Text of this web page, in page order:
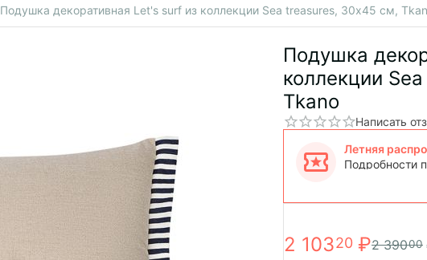
Подушка декоративная Let's surf из коллекции Sea treasures, 30х45 см,
Подушка
коллекции
Tkano
Написать
Летняя
Подробности
2 10320 ₽2 39000